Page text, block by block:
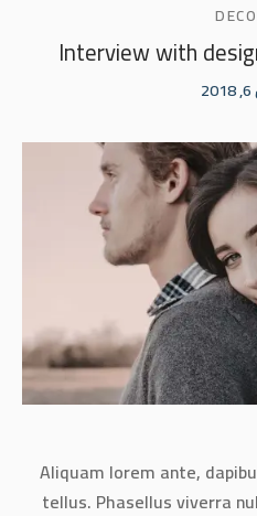
Interview with
Aliquam lorem ante,
tellus. Phasellus viverra